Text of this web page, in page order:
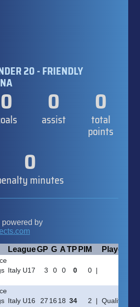
20 - FRIENDLY
0 0
assist
0
total
points
0
minutes